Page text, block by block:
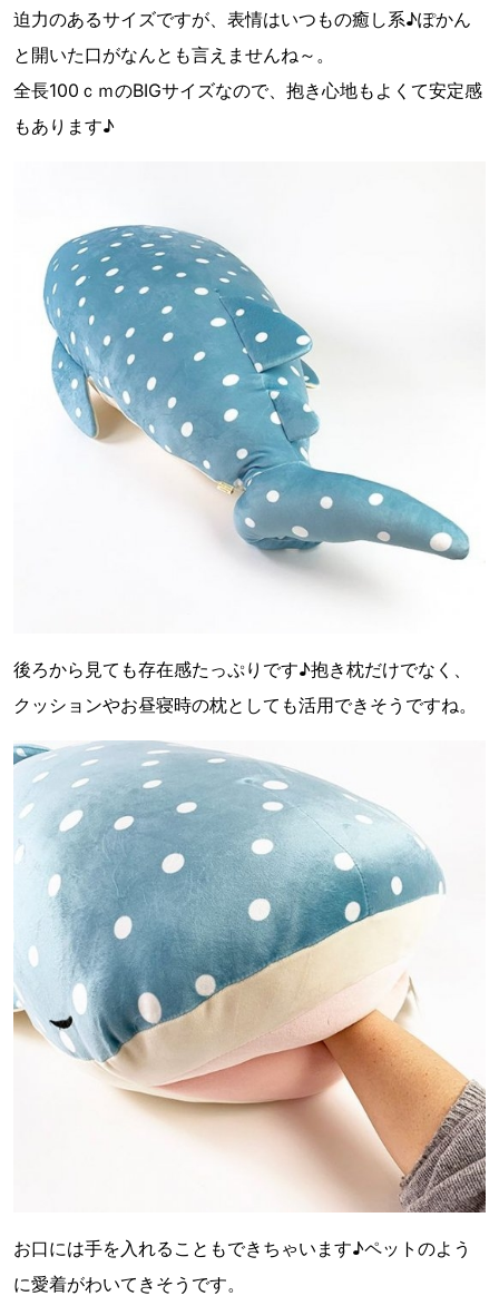
迫力のあるサイズですが、表情はいつもの癒し系♪ぽかん
と開いた口がなんとも言えませんね～。
全長100ｃｍのBIGサイズなので、抱き心地もよくて安定感
もあります♪
後ろから見ても存在感たっぷりです♪抱き枕だけでなく、
クッションやお昼寝時の枕としても活用できそうですね。
お口には手を入れることもできちゃいます♪ペットのよう
に愛着がわいてきそうです。